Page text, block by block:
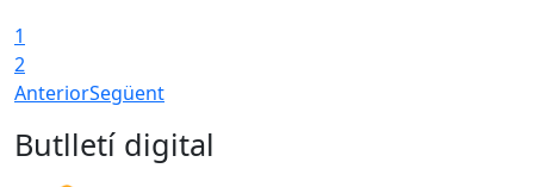
1
2
AnteriorSegüent
Butlletí digital